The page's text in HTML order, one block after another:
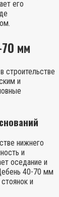
его
мм
строительстве
и
нижнего
и
оседание и
40-70 мм
и